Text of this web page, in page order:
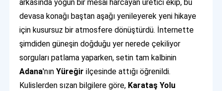
arkasında yoğun bir mesai harcayan üretici ekip, bu
devasa konağı baştan aşağı yenileyerek yeni hikaye
için kusursuz bir atmosfere dönüştürdü. İnternette
şimdiden güneşin doğduğu yer nerede çekiliyor
sorguları patlama yaparken, setin tam kalbinin
Adana'nınYüreğir ilçesinde attığı öğrenildi.
Kulislerden sızan bilgilere göre, Karataş Yolu